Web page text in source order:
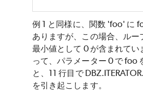
例 1 と同様に、関数 'foo' に
ありますが、この場合、ルー
最小値として 0 が含まれてい
って、パラメーター 0 で foo
と、11 行目で
を引き起こします。